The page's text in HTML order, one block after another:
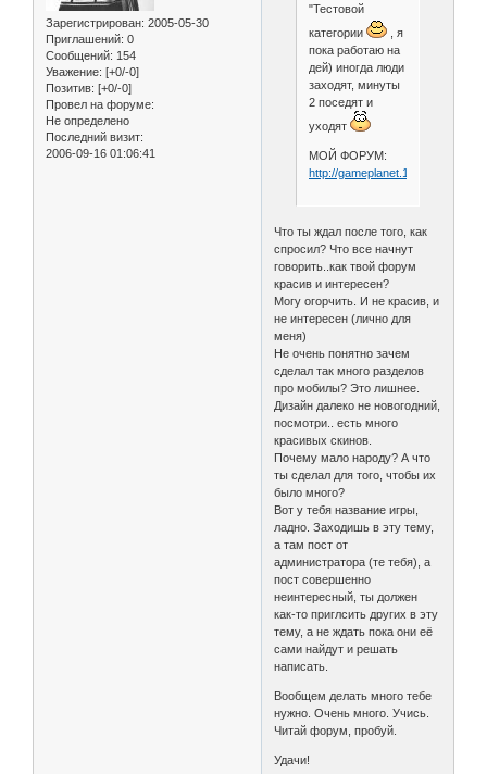
Зарегистрирован: 2005-05-30
Приглашений: 0
Сообщений: 154
Уважение: [+0/-0]
Позитив: [+0/-0]
Провел на форуме:
Не определено
Последний визит:
2006-09-16 01:06:41
"Тестовой
категории
, я
пока работаю на
дей) иногда люди
заходят, минуты
2 поседят и
уходят
МОЙ ФОРУМ:
http://gameplanet.1bb.ru
Что ты ждал после того, как
спросил? Что все начнут
говорить..как твой форум
красив и интересен?
Могу огорчить. И не красив, и
не интересен (лично для
меня)
Не очень понятно зачем
сделал так много разделов
про мобилы? Это лишнее.
Дизайн далеко не новогодний,
посмотри.. есть много
красивых скинов.
Почему мало народу? А что
ты сделал для того, чтобы их
было много?
Вот у тебя название игры,
ладно. Заходишь в эту тему,
а там пост от
администратора (те тебя), а
пост совершенно
неинтересный, ты должен
как-то приглсить других в эту
тему, а не ждать пока они её
сами найдут и решать
написать.
Вообщем делать много тебе
нужно. Очень много. Учись.
Читай форум, пробуй.
Удачи!